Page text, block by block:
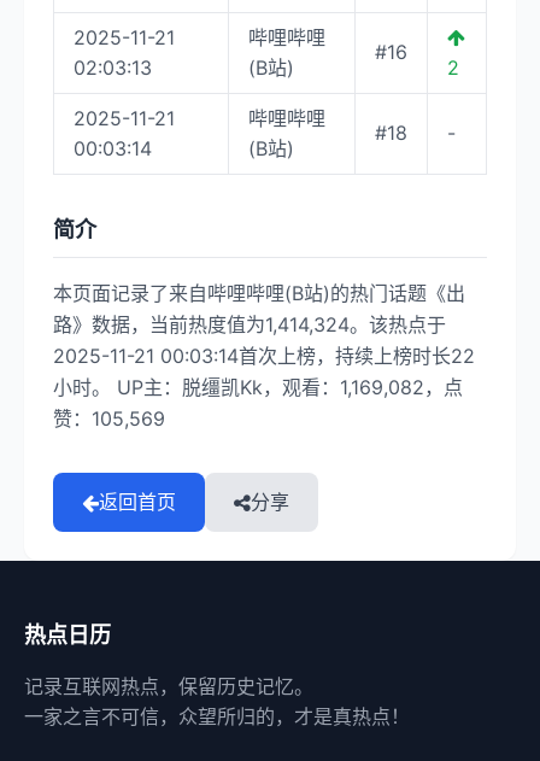
2025-11-21
02:03:13
哔哩哔哩
(B站)
#16
2
2025-11-21
00:03:14
哔哩哔哩
(B站)
#18 -
简介
本页面记录了来自哔哩哔哩(B站)的热门话题《出
路》数据，当前热度值为1,414,324。该热点于
2025-11-21 00:03:14首次上榜，持续上榜时长22
小时。 UP主：脱缰凯Kk，观看：1,169,082，点
赞：105,569
返回首页 分享
热点日历
记录互联网热点，保留历史记忆。
一家之言不可信，众望所归的，才是真热点！